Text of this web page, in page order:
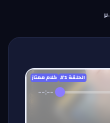
كلام ممتاز #الحلقة1
--:--